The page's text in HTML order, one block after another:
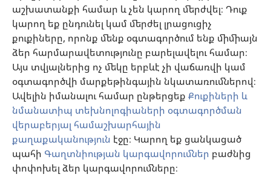
աշխատանքի համար և չեն կարող մերժվել։ Դուք
կարող եք ընդունել կամ մերժել լրացուցիչ
քուքիները, որոնք մենք օգտագործում ենք միմիայն
ձեր հարմարավետությունը բարելավելու համար։
Այս տվյալներից ոչ մեկը երբևէ չի վաճառվի կամ
օգտագործվի մարքեթինգային նկատառումներով։
Ավելին իմանալու համար ընթերցեք Քուքիների և
նմանատիպ տեխնոլոգիաների օգտագործման
վերաբերյալ համաշխարհային
քաղաքականություն էջը։ Կարող եք ցանկացած
պահի Գաղտնիության կարգավորումներ բաժնից
փոփոխել ձեր կարգավորումները։
նոր
պատուհան)
Դիտարանի ՕՆԼԱՅՆ ԳՐԱԴԱՐԱՆ
(բացվում
է
նոր
պատուհան)
JW Hub
(բացվում
է
նոր
պատուհան)
JW Library® հավելված
Watchtower Library
Copyright © 2026 Watch Tower Bible and Tract Society of Pennsylvania.
ՕԳՏԱԳՈՐԾՄԱՆ ՊԱՅՄԱՆՆԵՐ |
ՔԱՂԱՔԱԿԱՆՈՒԹՅՈՒՆ|ԳԱՂՏՆԻՈՒԹՅԱՆ ԿԱՐԳԱՎՈՐՈՒՄՆԵՐ